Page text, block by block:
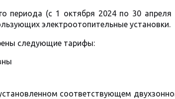
периода (с 1 октября 2024 по 30 апреля
электроотопительные установки.
следующие тарифы:
соответствующем